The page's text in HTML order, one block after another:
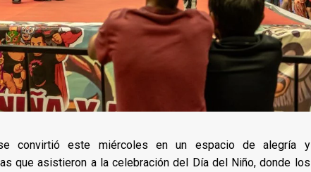
convirtió este miércoles en un espacio de alegría y
que asistieron a la celebración del Día del Niño, donde los